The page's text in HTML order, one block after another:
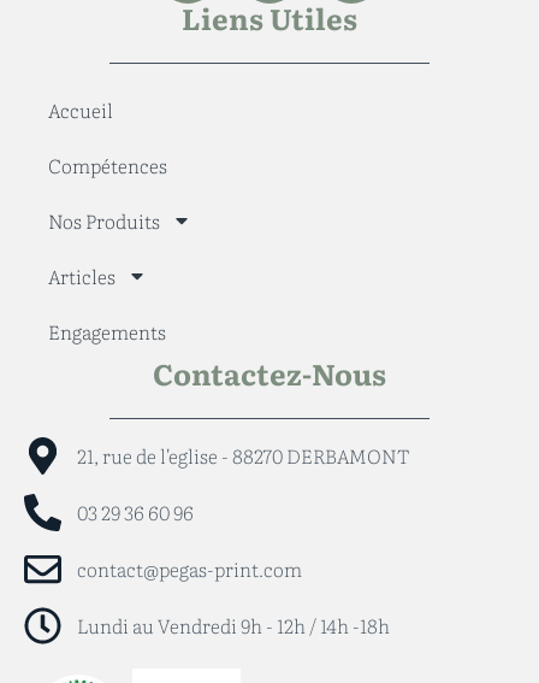
Liens Utiles
Accueil
Compétences
Nos Produits
Articles
Engagements
Contactez-Nous
21, rue de l'eglise - 88270 DERBAMONT
03 29 36 60 96
contact@pegas-print.com
Lundi au Vendredi 9h - 12h / 14h -18h